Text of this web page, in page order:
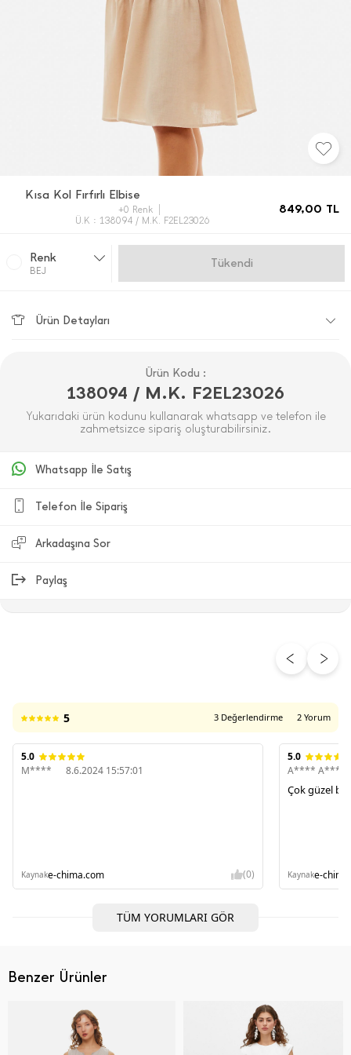
Kısa Kol Fırfırlı Elbise
+0 Renk
Ü.K : 138094 / M.K. F2EL23026
849,00 TL
Renk
BEJ
Gelince Haber Ver
Ürün Detayları
Ürün Kodu :
138094 / M.K. F2EL23026
Yukarıdaki ürün kodunu kullanarak whatsapp ve telefon ile
zahmetsizce sipariş oluşturabilirsiniz.
Whatsapp İle Satış
Telefon İle Sipariş
Arkadaşına Sor
Paylaş
5 3 Değerlendirme 2 Yorum
5.0
M****
8.6.2024 15:57:01
Kaynake-chima.com (0)
5.0
A****
Çok güzel
Kaynake-
TÜM YORUMLARI GÖR
Benzer Ürünler